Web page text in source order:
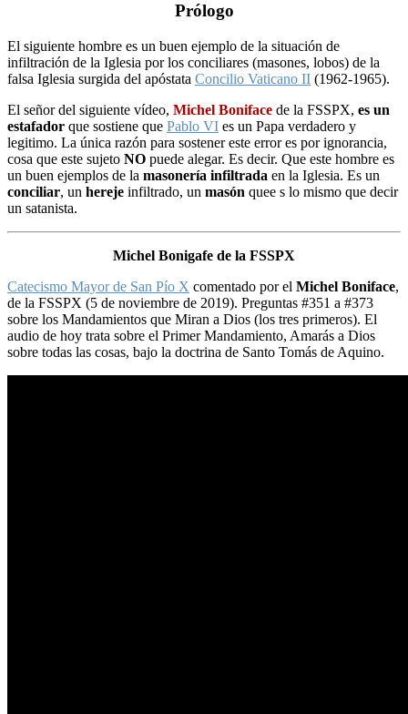
Prólogo
El siguiente hombre es un buen ejemplo de la situación de
infiltración de la Iglesia por los conciliares (masones, lobos) de la
falsa Iglesia surgida del apóstata Concilio Vaticano II (1962-1965).
El señor del siguiente vídeo, Michel Boniface de la FSSPX, es un
estafador que sostiene que Pablo VI es un Papa verdadero y
legitimo. La única razón para sostener este error es por ignorancia,
cosa que este sujeto NO puede alegar. Es decir. Que este hombre es
un buen ejemplos de la masonería infiltrada en la Iglesia. Es un
conciliar, un hereje infiltrado, un masón quee s lo mismo que decir
un satanista.
Michel Bonigafe de la FSSPX
Catecismo Mayor de San Pío X comentado por el Michel Boniface,
de la FSSPX (5 de noviembre de 2019). Preguntas #351 a #373
sobre los Mandamientos que Miran a Dios (los tres primeros). El
audio de hoy trata sobre el Primer Mandamiento, Amarás a Dios
sobre todas las cosas, bajo la doctrina de Santo Tomás de Aquino.